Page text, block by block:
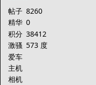
帖子 8260
精华 0
积分 38412
激骚 573 度
爱车
主机
相机